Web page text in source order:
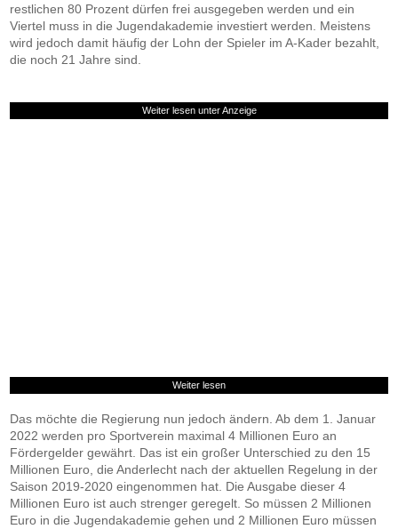
restlichen 80 Prozent dürfen frei ausgegeben werden und ein
Viertel muss in die Jugendakademie investiert werden. Meistens
wird jedoch damit häufig der Lohn der Spieler im A-Kader bezahlt,
die noch 21 Jahre sind.
Weiter lesen unter Anzeige
Weiter lesen
Das möchte die Regierung nun jedoch ändern. Ab dem 1. Januar
2022 werden pro Sportverein maximal 4 Millionen Euro an
Fördergelder gewährt. Das ist ein großer Unterschied zu den 15
Millionen Euro, die Anderlecht nach der aktuellen Regelung in der
Saison 2019-2020 eingenommen hat. Die Ausgabe dieser 4
Millionen Euro ist auch strenger geregelt. So müssen 2 Millionen
Euro in die Jugendakademie gehen und 2 Millionen Euro müssen